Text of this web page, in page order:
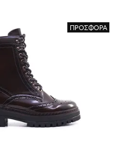
ΠΡΟΣΦΟΡΑ